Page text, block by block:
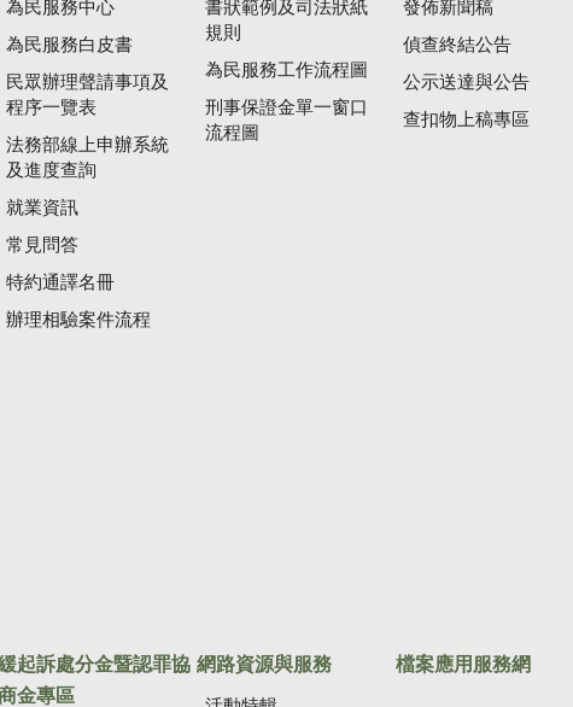
為民服務中心
為民服務白皮書
民眾辦理聲請事項及
程序一覽表
法務部線上申辦系統
及進度查詢
就業資訊
常見問答
特約通譯名冊
辦理相驗案件流程
書狀範例及司法狀紙
規則
為民服務工作流程圖
刑事保證金單一窗口
流程圖
發佈新聞稿
偵查終結公告
公示送達與公告
查扣物上稿專區
起訴處分金暨認罪協
商金專區
網路資源與服務 檔案應用服務網